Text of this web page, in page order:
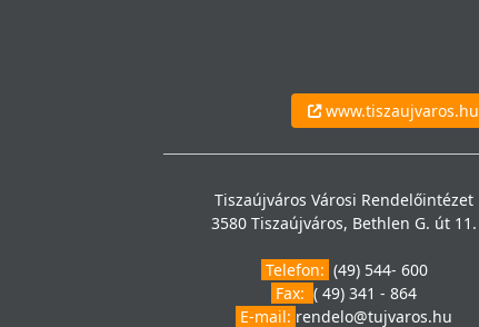
www.tiszaujvaros.hu
Tiszaújváros Városi Rendelőintézet
3580 Tiszaújváros, Bethlen G. út 11.
Telefon: (49) 544- 600
Fax:( 49) 341 - 864
E-mail: rendelo@tujvaros.hu